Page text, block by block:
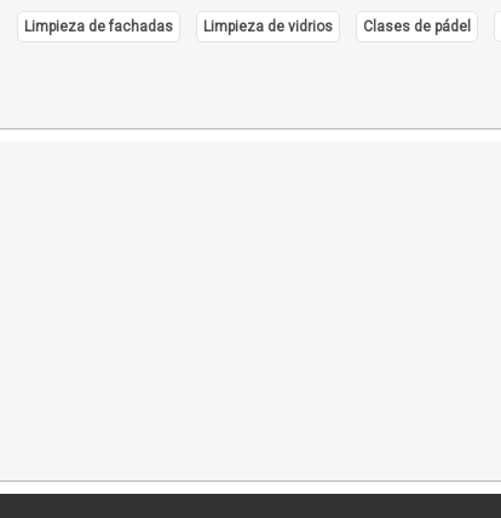
Limpieza de fachadas Limpieza de vidrios Clases de pádel